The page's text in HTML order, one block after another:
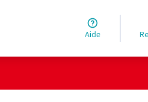
Aide